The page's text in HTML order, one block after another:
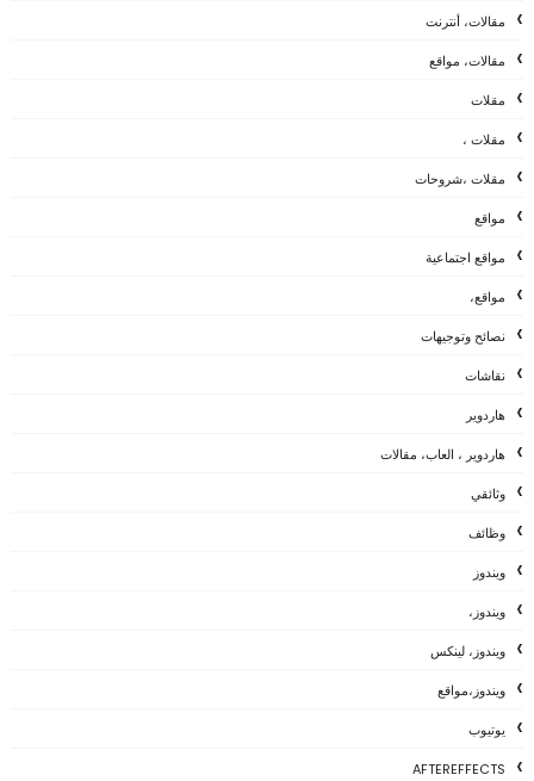
مقالات، أنترنت
مقالات، مواقع
مقلات
مقلات ،
مقلات ،شروحات
مواقع
مواقع اجتماعية
مواقع،
نصائح وتوجيهات
نقاشات
هاردوير
هاردوير ، العاب، مقالات
وثائقي
وظائف
ويندوز
ويندوز،
ويندوز، لينكس
ويندوز،مواقع
يوتيوب
AFTEREFFECTS